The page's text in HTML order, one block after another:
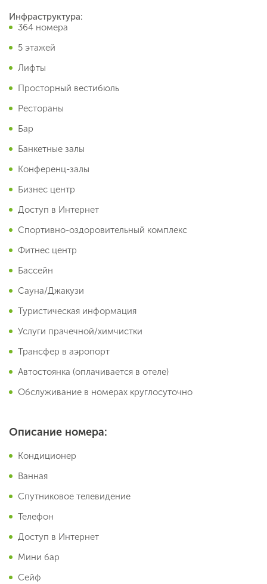
Инфраструктура:
364 номера
5 этажей
Лифты
Просторный вестибюль
Рестораны
Бар
Банкетные залы
Конференц-залы
Бизнес центр
Доступ в Интернет
Спортивно-оздоровительный комплекс
Фитнес центр
Бассейн
Сауна/Джакузи
Туристическая информация
Услуги прачечной/химчистки
Трансфер в аэропорт
Автостоянка (оплачивается в отеле)
Обслуживание в номерах круглосуточно
Описание номера:
Кондиционер
Ванная
Спутниковое телевидение
Телефон
Доступ в Интернет
Мини бар
Сейф